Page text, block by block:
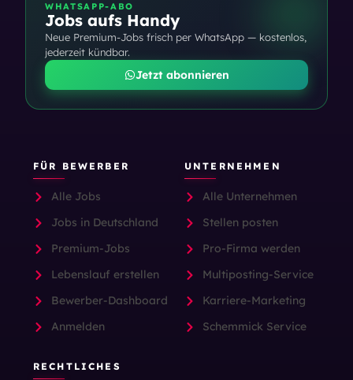
WHATSAPP-ABO
Jobs aufs Handy
Neue Premium-Jobs frisch per WhatsApp — kostenlos,
jederzeit kündbar.
Jetzt abonnieren
FÜR BEWERBER
Alle Jobs
Jobs in Deutschland
Premium-Jobs
Lebenslauf erstellen
Bewerber-Dashboard
Anmelden
UNTERNEHMEN
Alle Unternehmen
Stellen posten
Pro-Firma werden
Multiposting-Service
Karriere-Marketing
Schemmick Service
RECHTLICHES